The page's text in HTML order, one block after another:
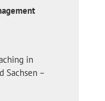
in
Sachsen –